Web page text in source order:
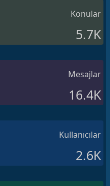
Konular
5.7K
Mesajlar
16.4K
Kullanıcılar
2.6K